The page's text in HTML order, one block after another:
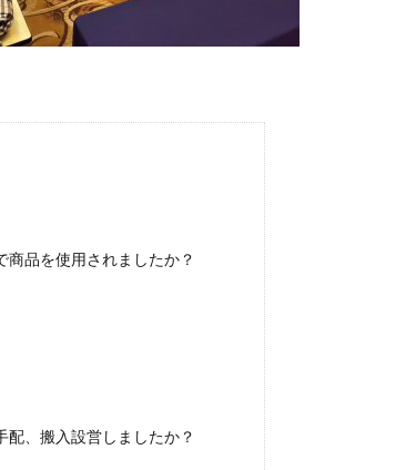
品を使用されましたか？
、搬入設営しましたか？